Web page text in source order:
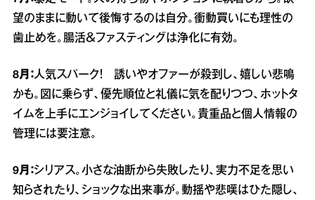
望のままに動いて後悔するのは自分。衝動買いにも理性の
歯止めを。腸活＆ファスティングは浄化に有効。
8月：人気スパーク！ 誘いやオファーが殺到し、嬉しい悲鳴
かも。図に乗らず、優先順位と礼儀に気を配りつつ、ホットタ
イムを上手にエンジョイしてください。貴重品と個人情報の
管理には要注意。
9月：シリアス。小さな油断から失敗したり、実力不足を思い
知らされたり、ショックな出来事が。動揺や悲嘆はひた隠し、